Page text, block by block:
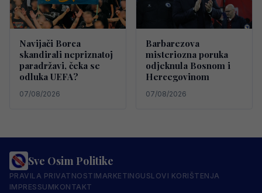
Navijači Borca
skandirali nepriznatoj
paradržavi, čeka se
odluka UEFA?
07/08/2026
Barbarezova
misteriozna poruka
odjeknula Bosnom i
Hercegovinom
07/08/2026
Sve Osim Politike
PRAVILA PRIVATNOSTIMARKETINGUSLOVI KORIŠTENJA
IMPRESSUMKONTAKT